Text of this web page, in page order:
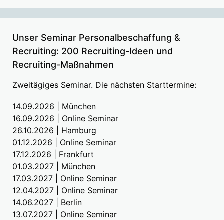
Unser Seminar Personalbeschaffung &
Recruiting: 200 Recruiting-Ideen und
Recruiting-Maßnahmen
Zweitägiges Seminar. Die nächsten Starttermine:
14.09.2026 | München
16.09.2026 | Online Seminar
26.10.2026 | Hamburg
01.12.2026 | Online Seminar
17.12.2026 | Frankfurt
01.03.2027 | München
17.03.2027 | Online Seminar
12.04.2027 | Online Seminar
14.06.2027 | Berlin
13.07.2027 | Online Seminar